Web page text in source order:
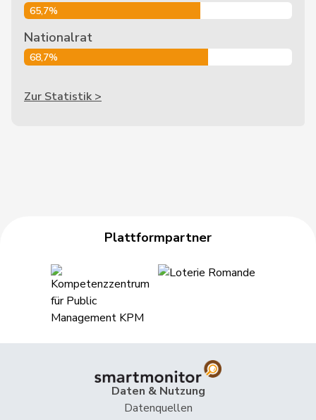
65,7%
Nationalrat
68,7%
Zur Statistik >
Plattformpartner
Daten & Nutzung
Datenquellen